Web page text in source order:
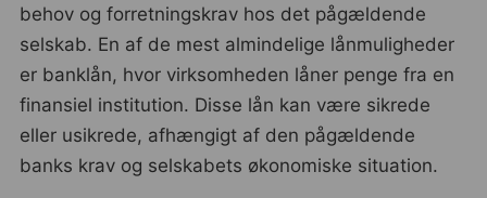
behov og forretningskrav hos det pågældende
selskab. En af de mest almindelige lånmuligheder
er banklån, hvor virksomheden låner penge fra en
finansiel institution. Disse lån kan være sikrede
eller usikrede, afhængigt af den pågældende
banks krav og selskabets økonomiske situation.